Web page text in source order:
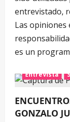
entrevistado,
Las opiniones
es un
Entrevista
GONZALO